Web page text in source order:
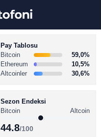
Pay Tablosu
Bitcoin
59,0%
Ethereum
10,5%
Altcoinler
30,6%
Sezon Endeksi
Bitcoin
Altcoin
44.8/100